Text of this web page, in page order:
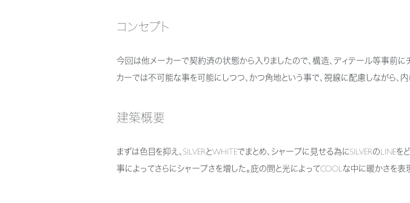
コンセプト
今回は他メーカーで契約済の状態から入りましたので、構造、ディテール等事前に
カーでは不可能な事を可能にしつつ、かつ角地という事で、視線に配慮しながら、
建築概要
まずは色目を抑え、SILVERとWHITEでまとめ、シャープに見せる為にSILVERの
事によってさらにシャープさを増した。庇の間と光によってCOOLな中に暖かさを